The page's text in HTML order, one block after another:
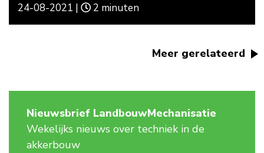
24-08-2021 | 2 minuten
Meer gerelateerd
Nieuwsbrief LandbouwMechanisatie
Wekelijks nieuws over techniek in de
akkerbouw